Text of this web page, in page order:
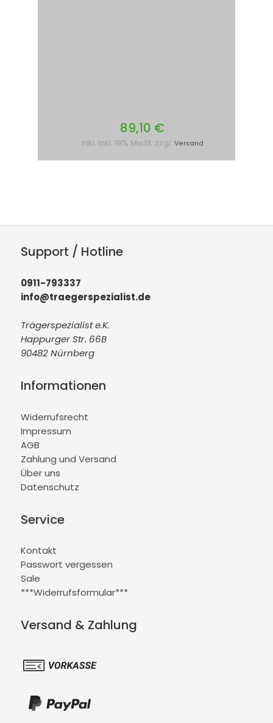
89,10 €
inkl. inkl. 19% MwSt. zzgl. Versand
Support / Hotline
0911-793337
info@traegerspezialist.de
Trägerspezialist e.K.
Happurger Str. 66B
90482 Nürnberg
Informationen
Widerrufsrecht
Impressum
AGB
Zahlung und Versand
Über uns
Datenschutz
Service
Kontakt
Passwort vergessen
Sale
***Widerrufsformular***
Versand & Zahlung